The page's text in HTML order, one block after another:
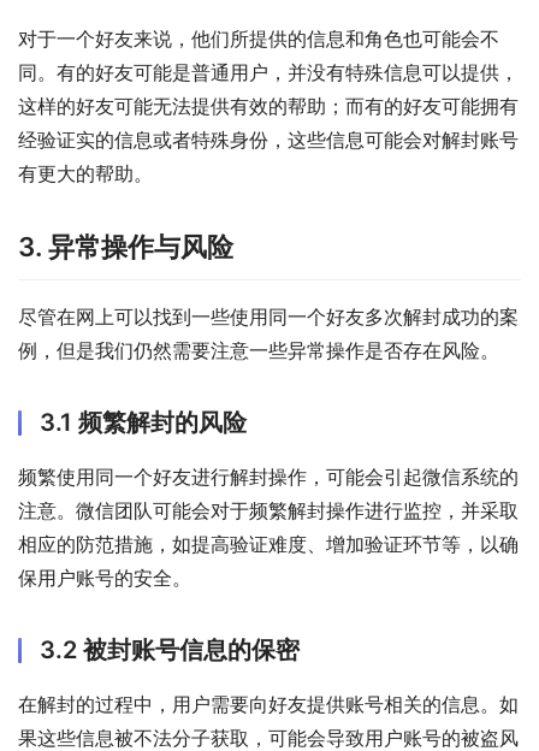
对于一个好友来说，他们所提供的信息和角色也可能会不
同。有的好友可能是普通用户，并没有特殊信息可以提供，
这样的好友可能无法提供有效的帮助；而有的好友可能拥有
经验证实的信息或者特殊身份，这些信息可能会对解封账号
有更大的帮助。
3. 异常操作与风险
尽管在网上可以找到一些使用同一个好友多次解封成功的案
例，但是我们仍然需要注意一些异常操作是否存在风险。
3.1 频繁解封的风险
频繁使用同一个好友进行解封操作，可能会引起微信系统的
注意。微信团队可能会对于频繁解封操作进行监控，并采取
相应的防范措施，如提高验证难度、增加验证环节等，以确
保用户账号的安全。
3.2 被封账号信息的保密
在解封的过程中，用户需要向好友提供账号相关的信息。如
果这些信息被不法分子获取，可能会导致用户账号的被盗风